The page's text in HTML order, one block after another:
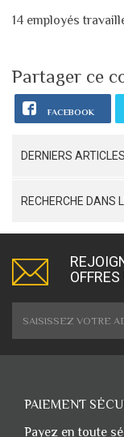
14 employés
Partager ce
FACEBOOK
DERNIERS ARTICLES
RECHERCHE DANS
OFFRES
PAIEMENT
Payez en toute